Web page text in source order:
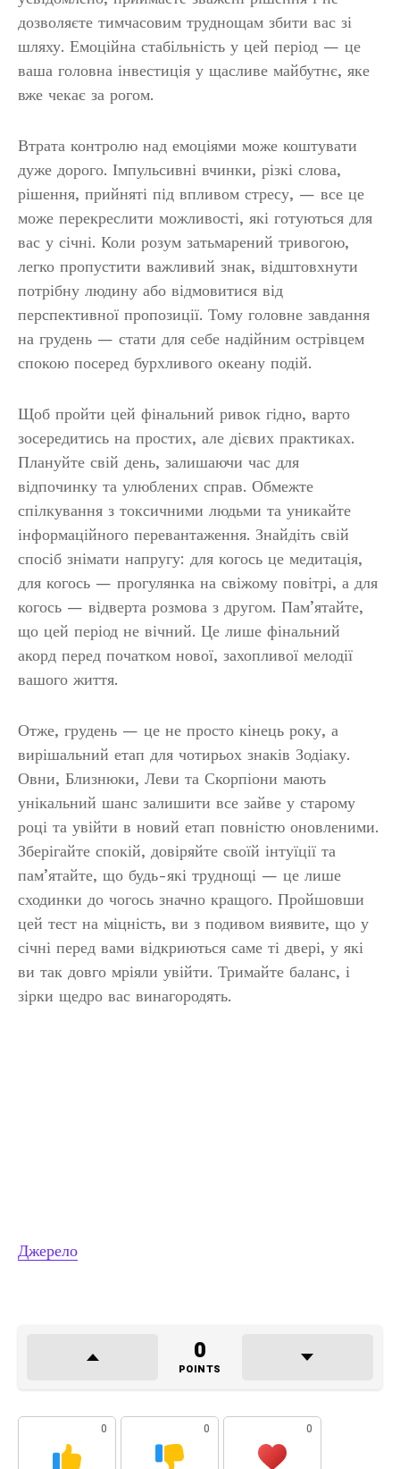
дозволяєте тимчасовим труднощам збити вас зі
шляху. Емоційна стабільність у цей період — це
ваша головна інвестиція у щасливе майбутнє, яке
вже чекає за рогом.
Втрата контролю над емоціями може коштувати
дуже дорого. Імпульсивні вчинки, різкі слова,
рішення, прийняті під впливом стресу, — все це
може перекреслити можливості, які готуються для
вас у січні. Коли розум затьмарений тривогою,
легко пропустити важливий знак, відштовхнути
потрібну людину або відмовитися від
перспективної пропозиції. Тому головне завдання
на грудень — стати для себе надійним острівцем
спокою посеред бурхливого океану подій.
Щоб пройти цей фінальний ривок гідно, варто
зосередитись на простих, але дієвих практиках.
Плануйте свій день, залишаючи час для
відпочинку та улюблених справ. Обмежте
спілкування з токсичними людьми та уникайте
інформаційного перевантаження. Знайдіть свій
спосіб знімати напругу: для когось це медитація,
для когось — прогулянка на свіжому повітрі, а для
когось — відверта розмова з другом. Пам’ятайте,
що цей період не вічний. Це лише фінальний
акорд перед початком нової, захопливої мелодії
вашого життя.
Отже, грудень — це не просто кінець року, а
вирішальний етап для чотирьох знаків Зодіаку.
Овни, Близнюки, Леви та Скорпіони мають
унікальний шанс залишити все зайве у старому
році та увійти в новий етап повністю оновленими.
Зберігайте спокій, довіряйте своїй інтуїції та
пам’ятайте, що будь-які труднощі — це лише
сходинки до чогось значно кращого. Пройшовши
цей тест на міцність, ви з подивом виявите, що у
січні перед вами відкриються саме ті двері, у які
ви так довго мріяли увійти. Тримайте баланс, і
зірки щедро вас винагородять.
Джерело
0
POINTS
0 0 0